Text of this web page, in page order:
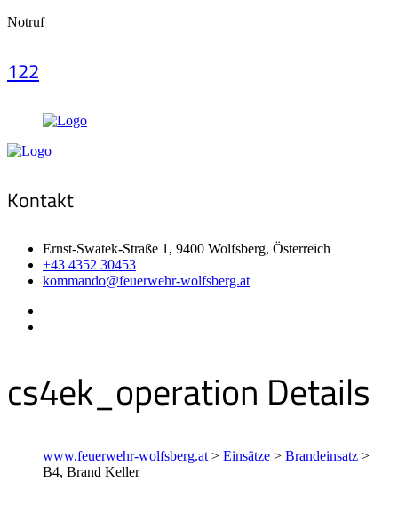
Notruf
122
Kontakt
Ernst-Swatek-Straße 1, 9400 Wolfsberg, Österreich
+43 4352 30453
kommando@feuerwehr-wolfsberg.at
cs4ek_operation Details
www.feuerwehr-wolfsberg.at > Einsätze > Brandeinsatz >
B4, Brand Keller